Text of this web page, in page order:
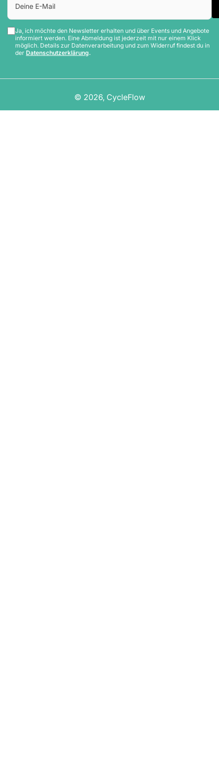
Ja, ich möchte den Newsletter erhalten und über Events und Angebote
informiert werden. Eine Abmeldung ist jederzeit mit nur einem Klick
möglich. Details zur Datenverarbeitung und zum Widerruf findest du in
der Datenschutzerklärung.
© 2026, CycleFlow